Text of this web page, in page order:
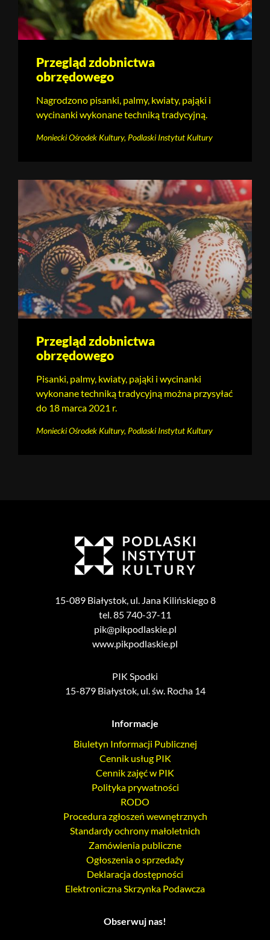
Przegląd zdobnictwa
obrzędowego
Nagrodzono pisanki, palmy, kwiaty, pająki i
wycinanki wykonane techniką tradycyjną.
Moniecki Ośrodek Kultury, Podlaski Instytut Kultury
Przegląd zdobnictwa
obrzędowego
Pisanki, palmy, kwiaty, pająki i wycinanki
wykonane techniką tradycyjną można przysyłać
do 18 marca 2021 r.
Moniecki Ośrodek Kultury, Podlaski Instytut Kultury
15-089 Białystok, ul. Jana Kilińskiego 8
tel. 85 740-37-11
pik@pikpodlaskie.pl
www.pikpodlaskie.pl
PIK Spodki
15-879 Białystok, ul. św. Rocha 14
Informacje
Biuletyn Informacji Publicznej
Cennik usług PIK
Cennik zajęć w PIK
Polityka prywatności
RODO
Procedura zgłoszeń wewnętrznych
Standardy ochrony małoletnich
Zamówienia publiczne
Ogłoszenia o sprzedaży
Deklaracja dostępności
Elektroniczna Skrzynka Podawcza
Obserwuj nas!